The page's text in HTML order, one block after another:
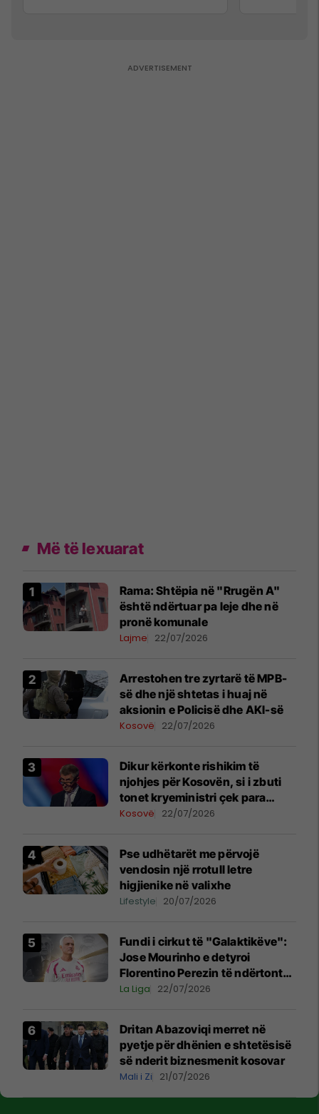
Më të lexuarat
Rama: Shtëpia në "Rrugën A"
është ndërtuar pa leje dhe në
pronë komunale
Lajme 22/07/2026
Arrestohen tre zyrtarë të MPB-
së dhe një shtetas i huaj në
aksionin e Policisë dhe AKI-së
Kosovë 22/07/2026
Dikur kërkonte rishikim të
njohjes për Kosovën, si i zbuti
tonet kryeministri çek para
vizitës në Beograd
Kosovë 22/07/2026
Pse udhëtarët me përvojë
vendosin një rrotull letre
higjienike në valixhe
Lifestyle 20/07/2026
Fundi i cirkut të "Galaktikëve":
Jose Mourinho e detyroi
Florentino Perezin të ndërtonte
një ekip, jo të blinte vetëm yje
La Liga 22/07/2026
Dritan Abazoviqi merret në
pyetje për dhënien e shtetësisë
së nderit biznesmenit kosovar
Mali i Zi 21/07/2026